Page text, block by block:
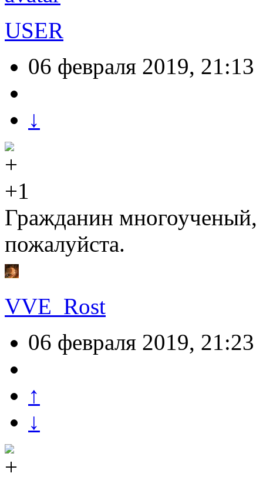
USER
06 февраля 2019, 21:13
↓
+1
Гражданин многоученый,
пожалуйста.
VVE_Rost
06 февраля 2019, 21:23
↑
↓